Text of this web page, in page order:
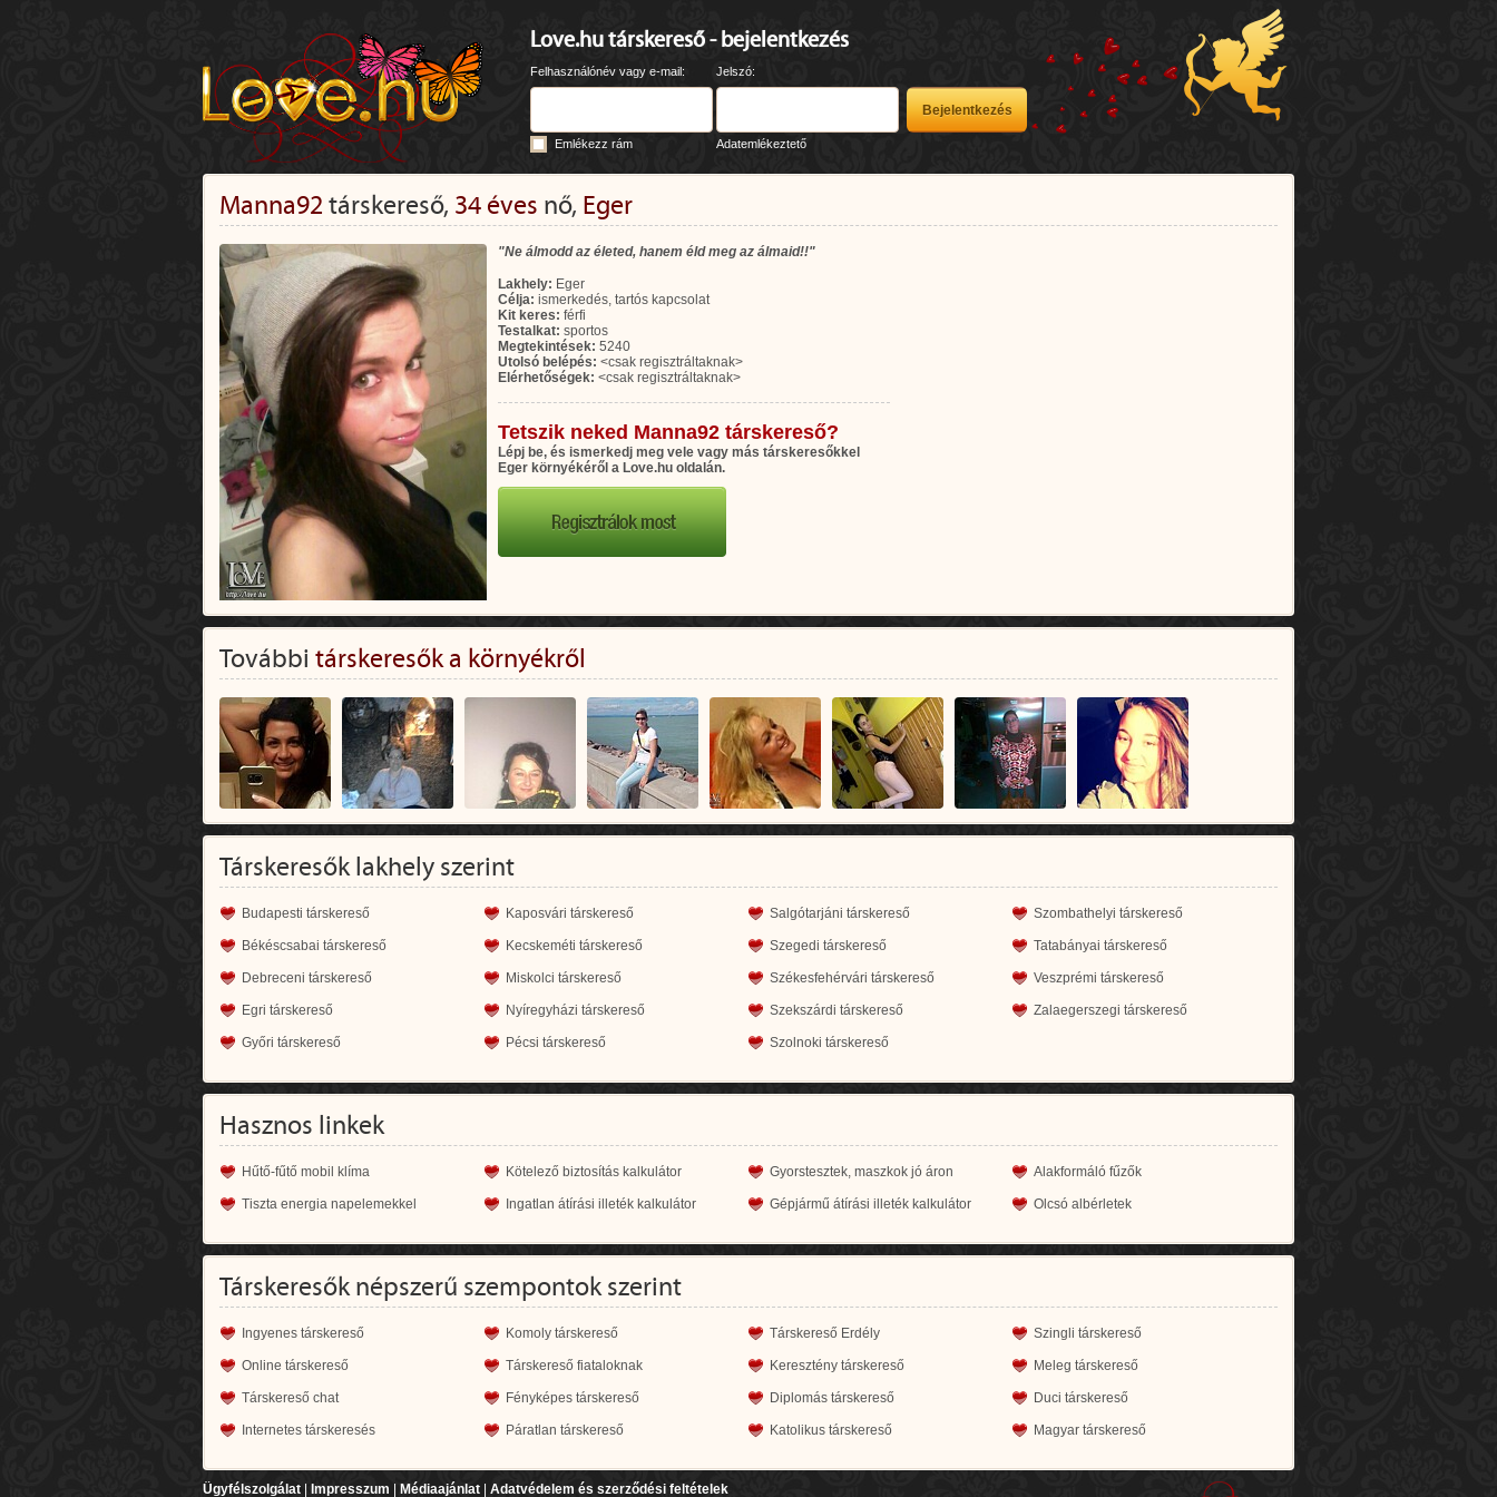
Love.hu társkereső - bejelentkezés
Felhasználónév vagy e-mail: Jelszó:
Emlékezz rám Adatemlékeztető
Manna92 társkereső, 34 éves nő, Eger
"Ne álmodd az életed, hanem éld meg az álmaid!!"
Lakhely: Eger
Célja: ismerkedés, tartós kapcsolat
Kit keres: férfi
Testalkat: sportos
Megtekintések: 5240
Utolsó belépés: <csak regisztráltaknak>
Elérhetőségek: <csak regisztráltaknak>
Tetszik neked Manna92 társkereső?
Lépj be, és ismerkedj meg vele vagy más társkeresőkkel
Eger környékéről a Love.hu oldalán.
További társkeresők a környékről
Társkeresők lakhely szerint
Budapesti társkereső Kaposvári társkereső Salgótarjáni társkereső Szombathelyi társkereső
Békéscsabai társkereső Kecskeméti társkereső Szegedi társkereső Tatabányai társkereső
Debreceni társkereső Miskolci társkereső Székesfehérvári társkereső Veszprémi társkereső
Egri társkereső Nyíregyházi társkereső Szekszárdi társkereső Zalaegerszegi társkereső
Győri társkereső Pécsi társkereső Szolnoki társkereső
Hasznos linkek
Hűtő-fűtő mobil klíma Kötelező biztosítás kalkulátor Gyorstesztek, maszkok jó áron Alakformáló fűzők
Tiszta energia napelemekkel Ingatlan átírási illeték kalkulátor Gépjármű átírási illeték kalkulátor Olcsó albérletek
Társkeresők népszerű szempontok szerint
Ingyenes társkereső Komoly társkereső Társkereső Erdély Szingli társkereső
Online társkereső Társkereső fiataloknak Keresztény társkereső Meleg társkereső
Társkereső chat Fényképes társkereső Diplomás társkereső Duci társkereső
Internetes társkeresés Páratlan társkereső Katolikus társkereső Magyar társkereső
Ügyfélszolgálat Impresszum Médiaajánlat Adatvédelem és szerződési feltételek